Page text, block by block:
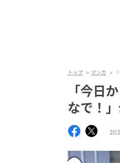
トップ マンガ
「今日
なで！